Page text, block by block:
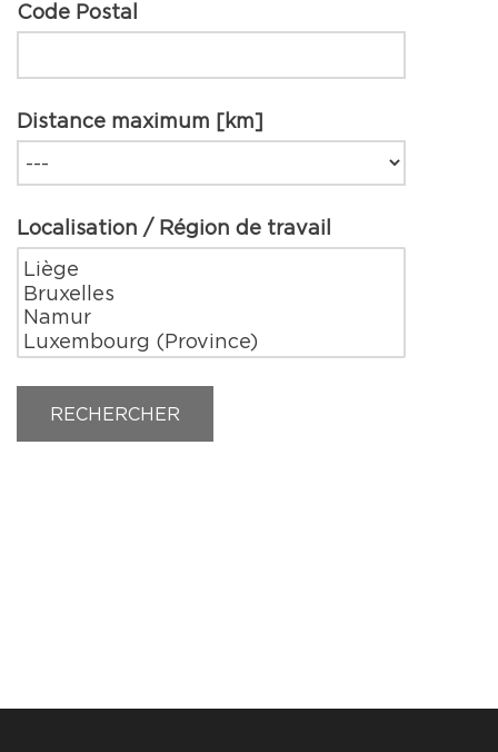
Code Postal
Distance maximum [km]
Localisation / Région de travail